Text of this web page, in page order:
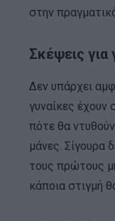
στην
Σκέψεις για
Δεν υπάρχει
γυναίκες
πότε θα
μάνες. Σίγουρα
τους πρώτους
κάποια στιγμή